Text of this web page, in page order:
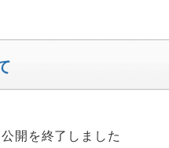
体の申込会につきまして
内全域において交通機関
開を終了しました